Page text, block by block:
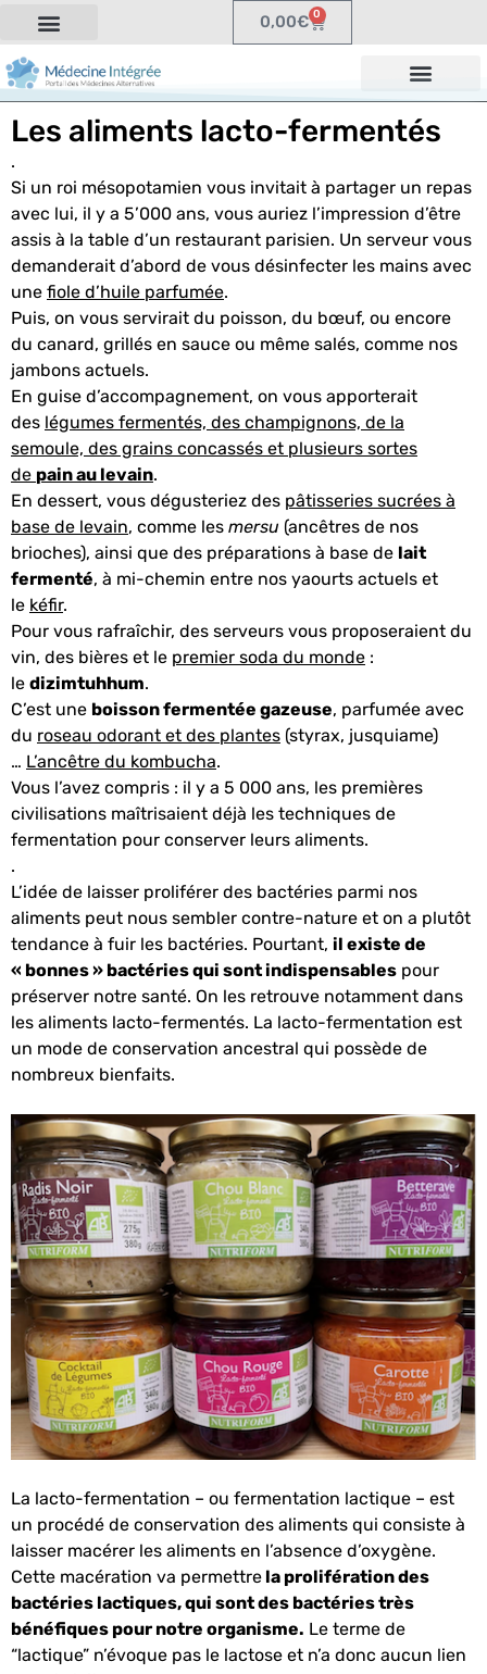
0,00€ 0
Les aliments lacto-fermentés
.
Si un roi mésopotamien vous invitait à partager un repas
avec lui, il y a 5’000 ans, vous auriez l’impression d’être
assis à la table d’un restaurant parisien. Un serveur vous
demanderait d’abord de vous désinfecter les mains avec
une fiole d’huile parfumée.
Puis, on vous servirait du poisson, du bœuf, ou encore
du canard, grillés en sauce ou même salés, comme nos
jambons actuels.
En guise d’accompagnement, on vous apporterait
des légumes fermentés, des champignons, de la
semoule, des grains concassés et plusieurs sortes
de pain au levain.
En dessert, vous dégusteriez des pâtisseries sucrées à
base de levain, comme les mersu (ancêtres de nos
brioches), ainsi que des préparations à base de lait
fermenté, à mi-chemin entre nos yaourts actuels et
le kéfir.
Pour vous rafraîchir, des serveurs vous proposeraient du
vin, des bières et le premier soda du monde :
le dizimtuhhum.
C’est une boisson fermentée gazeuse, parfumée avec
du roseau odorant et des plantes (styrax, jusquiame)
… L’ancêtre du kombucha.
Vous l’avez compris : il y a 5 000 ans, les premières
civilisations maîtrisaient déjà les techniques de
fermentation pour conserver leurs aliments.
.
L’idée de laisser proliférer des bactéries parmi nos
aliments peut nous sembler contre-nature et on a plutôt
tendance à fuir les bactéries. Pourtant, il existe de
« bonnes » bactéries qui sont indispensables pour
préserver notre santé. On les retrouve notamment dans
les aliments lacto-fermentés. La lacto-fermentation est
un mode de conservation ancestral qui possède de
nombreux bienfaits.
La lacto-fermentation – ou fermentation lactique – est
un procédé de conservation des aliments qui consiste à
laisser macérer les aliments en l’absence d’oxygène.
Cette macération va permettre la prolifération des
bactéries lactiques, qui sont des bactéries très
bénéfiques pour notre organisme. Le terme de
“lactique” n’évoque pas le lactose et n’a donc aucun lien